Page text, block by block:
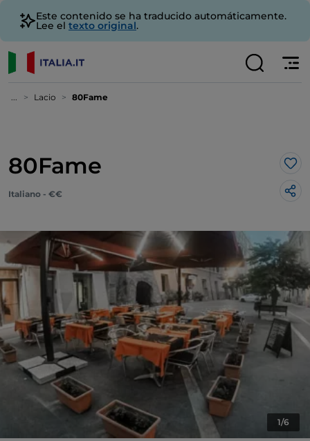
Este contenido se ha traducido automáticamente.
Lee el texto original.
... Lacio 80Fame
80Fame Me
Italiano - €€
1/6